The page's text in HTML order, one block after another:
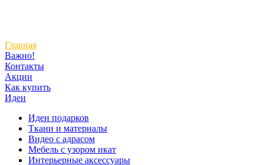
Главная
Важно!
Контакты
Акции
Как купить
Идеи
Идеи подарков
Ткани и материалы
Видео с адрасом
Мебель с узором икат
Интерьерные аксессуары